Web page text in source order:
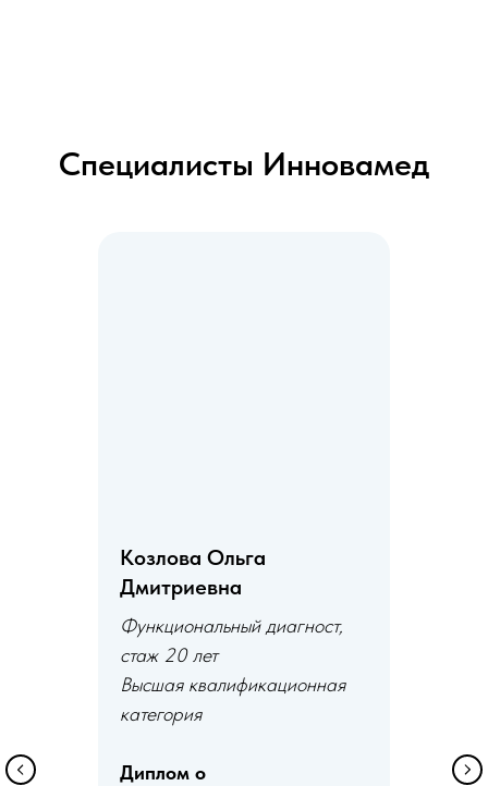
Специалисты Инновамед
Козлова Ольга
Дмитриевна
Функциональный диагност,
стаж 20 лет
Высшая квалификационная
категория
Диплом о